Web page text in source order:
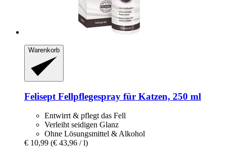
Warenkorb
Felisept Fellpflegespray für Katzen, 250 ml
Entwirrt & pflegt das Fell
Verleiht seidigen Glanz
Ohne Lösungsmittel & Alkohol
€ 10,99 (€ 43,96 / l)